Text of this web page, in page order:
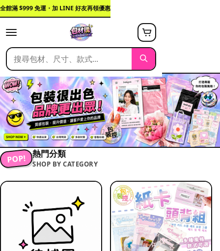
全館滿 $999 免運・加 LINE 好友再領優惠
POP! 熱門分類
SHOP BY CATEGORY